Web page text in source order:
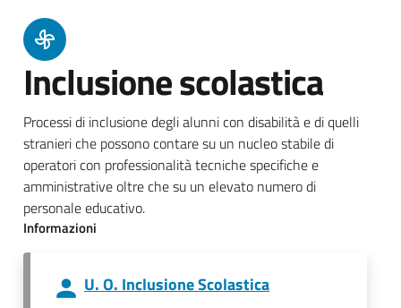
Inclusione scolastica
Processi di inclusione degli alunni con disabilità e di quelli
stranieri che possono contare su un nucleo stabile di
operatori con professionalità tecniche specifiche e
amministrative oltre che su un elevato numero di
personale educativo.
Informazioni
U. O. Inclusione Scolastica